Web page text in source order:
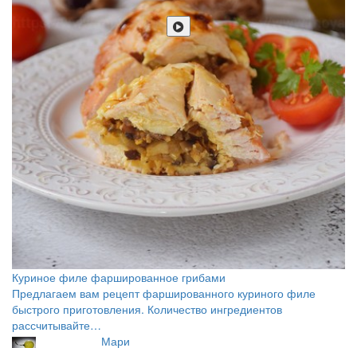
Куриное филе фаршированное грибами
Предлагаем вам рецепт фаршированного куриного филе
быстрого приготовления. Количество ингредиентов
рассчитывайте…
Мари